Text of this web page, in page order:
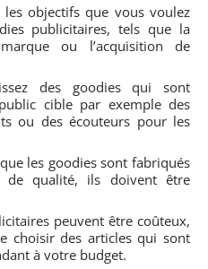
les objectifs que vous voulez
publicitaires, tels que la
ou l’acquisition de
des goodies qui sont
cible par exemple des
ou des écouteurs pour les
les goodies sont fabriqués
qualité, ils doivent être
peuvent être coûteux,
choisir des articles qui sont
à votre budget.